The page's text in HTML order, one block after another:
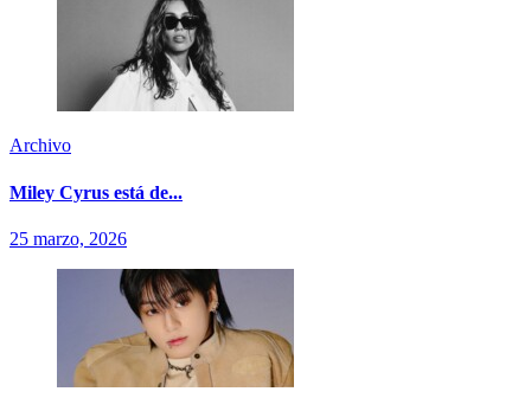
Archivo
Miley Cyrus está de...
25 marzo, 2026